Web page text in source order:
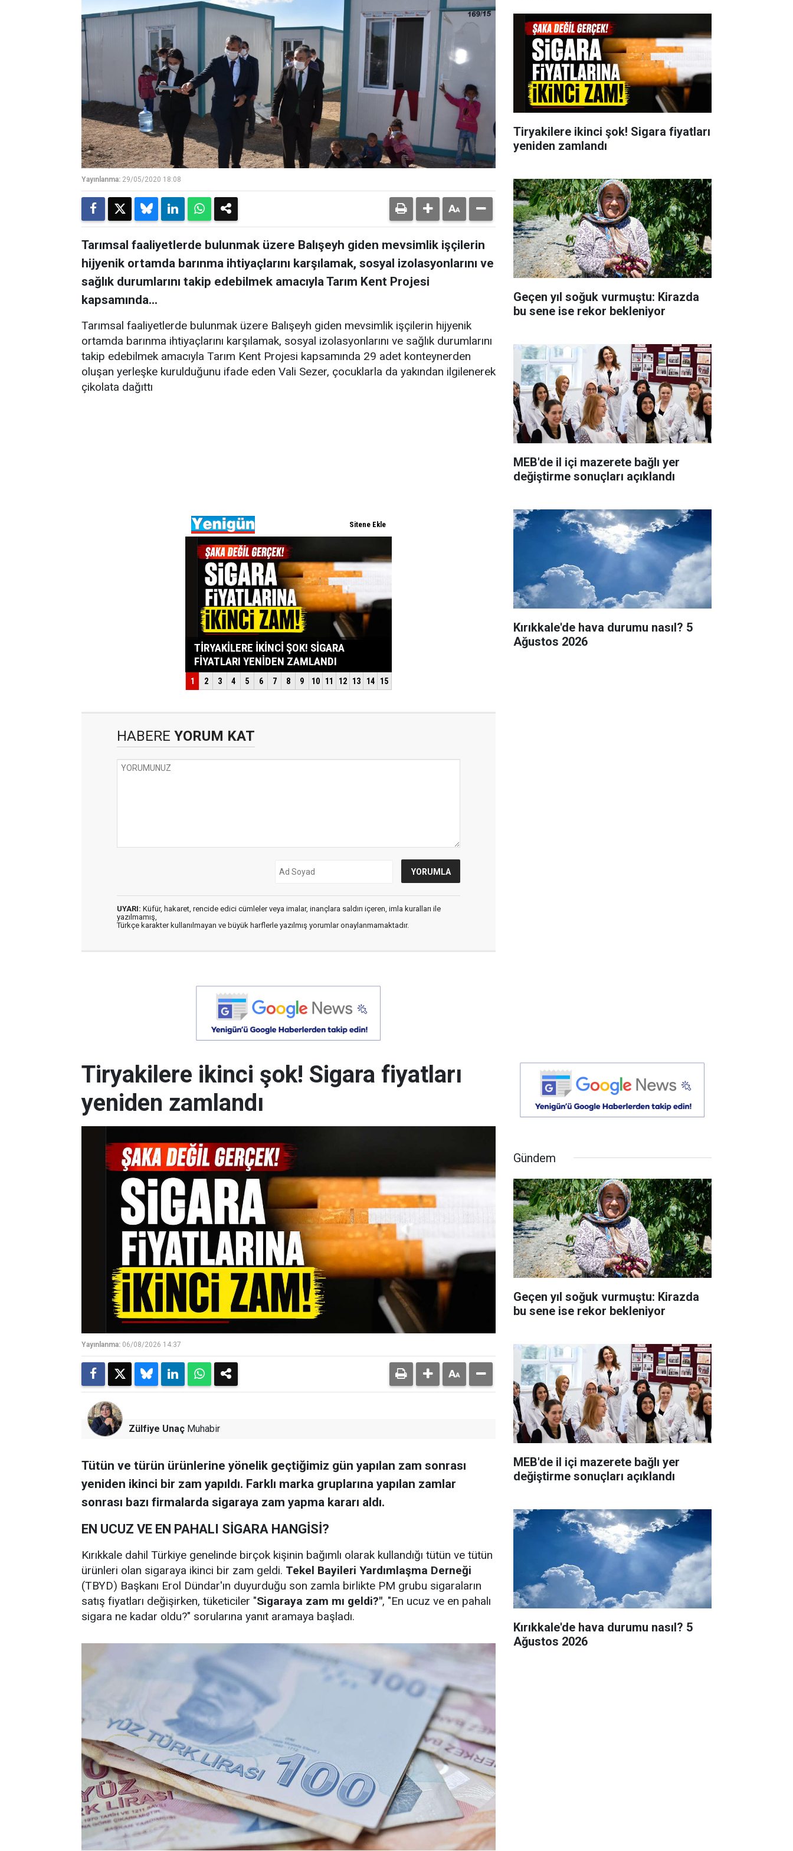
Yayınlanma: 29/05/2020 18:08
Tarımsal faaliyetlerde bulunmak üzere Balışeyh giden mevsimlik işçilerin
hijyenik ortamda barınma ihtiyaçlarını karşılamak, sosyal izolasyonlarını ve
sağlık durumlarını takip edebilmek amacıyla Tarım Kent Projesi
kapsamında...
Tarımsal faaliyetlerde bulunmak üzere Balışeyh giden mevsimlik işçilerin hijyenik
ortamda barınma ihtiyaçlarını karşılamak, sosyal izolasyonlarını ve sağlık durumlarını
takip edebilmek amacıyla Tarım Kent Projesi kapsamında 29 adet konteynerden
oluşan yerleşke kurulduğunu ifade eden Vali Sezer, çocuklarla da yakından ilgilenerek
çikolata dağıttı
HABERE YORUM KAT
UYARI: Küfür, hakaret, rencide edici cümleler veya imalar, inançlara saldırı içeren, imla kuralları ile
yazılmamış,
Türkçe karakter kullanılmayan ve büyük harflerle yazılmış yorumlar onaylanmamaktadır.
Tiryakilere ikinci şok! Sigara fiyatları
yeniden zamlandı
Geçen yıl soğuk vurmuştu: Kirazda
bu sene ise rekor bekleniyor
MEB'de il içi mazerete bağlı yer
değiştirme sonuçları açıklandı
Kırıkkale'de hava durumu nasıl? 5
Ağustos 2026
Tiryakilere ikinci şok! Sigara fiyatları
yeniden zamlandı
Yayınlanma: 06/08/2026 14:37
Zülfiye Unaç Muhabir
Tütün ve türün ürünlerine yönelik geçtiğimiz gün yapılan zam sonrası
yeniden ikinci bir zam yapıldı. Farklı marka gruplarına yapılan zamlar
sonrası bazı firmalarda sigaraya zam yapma kararı aldı.
EN UCUZ VE EN PAHALI SİGARA HANGİSİ?
Kırıkkale dahil Türkiye genelinde birçok kişinin bağımlı olarak kullandığı tütün ve tütün
ürünleri olan sigaraya ikinci bir zam geldi. Tekel Bayileri Yardımlaşma Derneği
(TBYD) Başkanı Erol Dündar'ın duyurduğu son zamla birlikte PM grubu sigaraların
satış fiyatları değişirken, tüketiciler "Sigaraya zam mı geldi?", "En ucuz ve en pahalı
sigara ne kadar oldu?" sorularına yanıt aramaya başladı.
Gündem
Geçen yıl soğuk vurmuştu: Kirazda
bu sene ise rekor bekleniyor
MEB'de il içi mazerete bağlı yer
değiştirme sonuçları açıklandı
Kırıkkale'de hava durumu nasıl? 5
Ağustos 2026